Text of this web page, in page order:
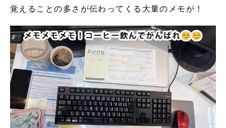
覚えることの多さが伝わってくる大量のメモが！